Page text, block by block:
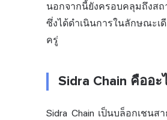
นอกจากนี้ยังครอบคลุมถึงสถ
ซึ่งได้ดำเนินการในลักษณะ
ครู่
Sidra Chain คืออ
Sidra Chain เป็นบล็อกเชน